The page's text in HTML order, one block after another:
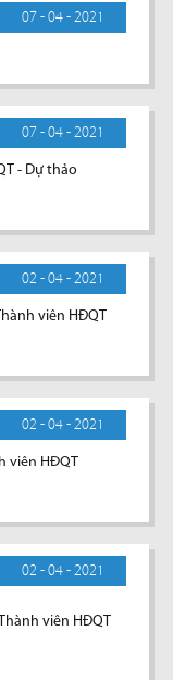
07 - 04 - 2021
07 - 04 - 2021
- Dự thảo
02 - 04 - 2021
viên HĐQT
02 - 04 - 2021
viên HĐQT
02 - 04 - 2021
viên HĐQT